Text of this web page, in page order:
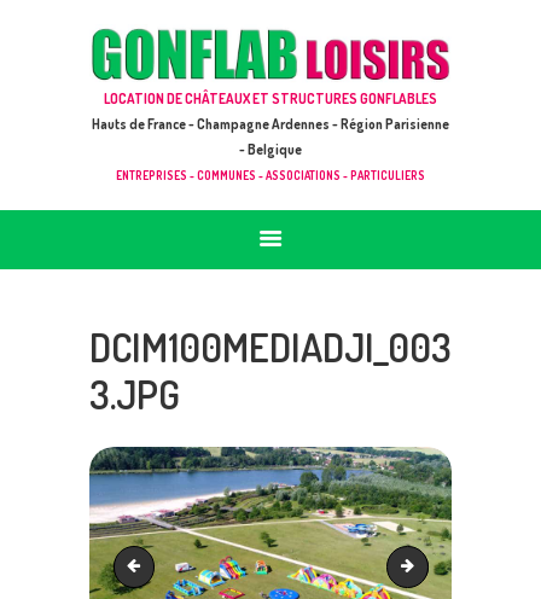
LOCATION DE CHÂTEAUX ET STRUCTURES GONFLABLES
Hauts de France - Champagne Ardennes - Région Parisienne
- Belgique
ENTREPRISES - COMMUNES - ASSOCIATIONS - PARTICULIERS
GONFLAB LOISIRS
ACCUEIL
JEUX À LOUER & PRESTATIONS
CATALOGUE / TARIF
DEMANDE DE DEVIS (SOUS 24H)
DCIM100MEDIADJI_003
3.JPG
DCIM100MEDIADJI_0033.JPG 4baa1413-fc8b-